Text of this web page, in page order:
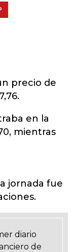
precio de
en la
mientras
jornada fue
diario
de